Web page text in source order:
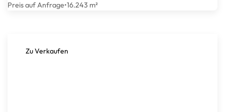
Preis auf Anfrage•16.243 m²
Zu Verkaufen